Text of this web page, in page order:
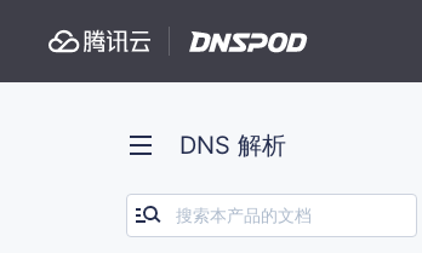
DNS 解析